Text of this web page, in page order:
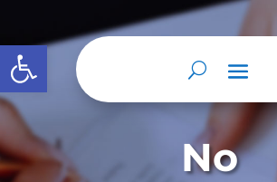
Abrir barra de herramientas
No